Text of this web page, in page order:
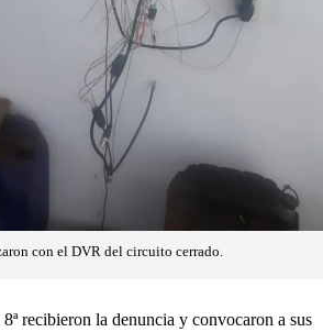
con el DVR del circuito cerrado.
recibieron la denuncia y convocaron a sus